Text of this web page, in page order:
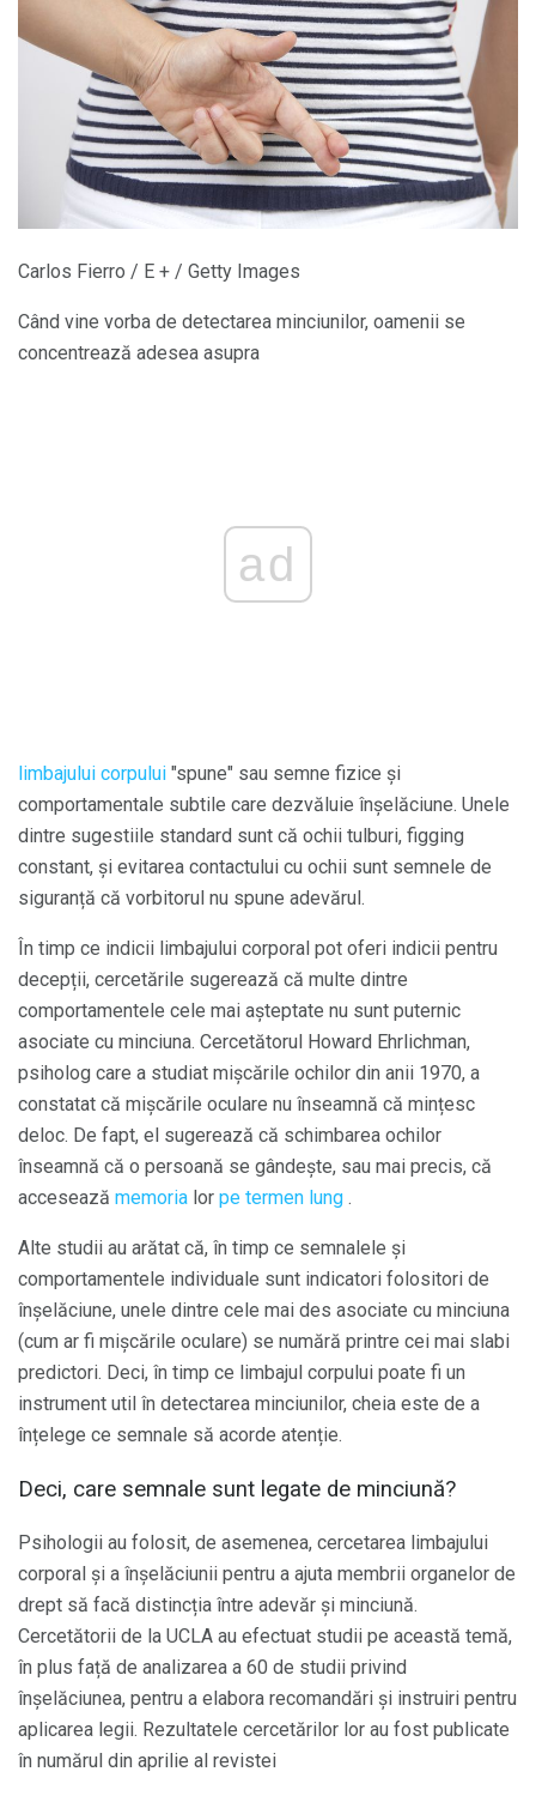
Carlos Fierro / E + / Getty Images
Când vine vorba de detectarea minciunilor, oamenii se
concentrează adesea asupra
ad
limbajului corpului "spune" sau semne fizice și
comportamentale subtile care dezvăluie înșelăciune. Unele
dintre sugestiile standard sunt că ochii tulburi, figging
constant, și evitarea contactului cu ochii sunt semnele de
siguranță că vorbitorul nu spune adevărul.
În timp ce indicii limbajului corporal pot oferi indicii pentru
decepții, cercetările sugerează că multe dintre
comportamentele cele mai așteptate nu sunt puternic
asociate cu minciuna. Cercetătorul Howard Ehrlichman,
psiholog care a studiat mișcările ochilor din anii 1970, a
constatat că mișcările oculare nu înseamnă că mințesc
deloc. De fapt, el sugerează că schimbarea ochilor
înseamnă că o persoană se gândește, sau mai precis, că
accesează memoria lor pe termen lung .
Alte studii au arătat că, în timp ce semnalele și
comportamentele individuale sunt indicatori folositori de
înșelăciune, unele dintre cele mai des asociate cu minciuna
(cum ar fi mișcările oculare) se numără printre cei mai slabi
predictori. Deci, în timp ce limbajul corpului poate fi un
instrument util în detectarea minciunilor, cheia este de a
înțelege ce semnale să acorde atenție.
Deci, care semnale sunt legate de minciună?
Psihologii au folosit, de asemenea, cercetarea limbajului
corporal și a înșelăciunii pentru a ajuta membrii organelor de
drept să facă distincția între adevăr și minciună.
Cercetătorii de la UCLA au efectuat studii pe această temă,
în plus față de analizarea a 60 de studii privind
înșelăciunea, pentru a elabora recomandări și instruiri pentru
aplicarea legii. Rezultatele cercetărilor lor au fost publicate
în numărul din aprilie al revistei